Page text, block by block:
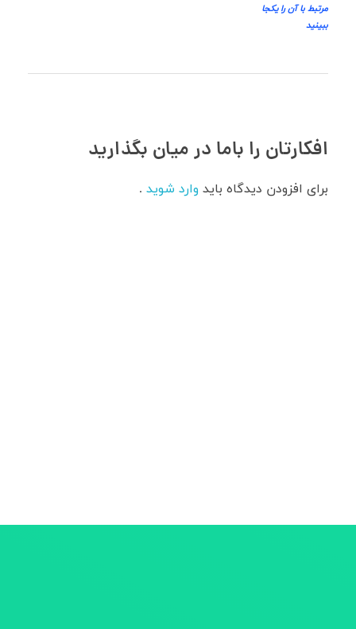
مرتبط با آن را یکجا
ببینید
افکارتان را باما در میان بگذارید
برای افزودن دیدگاه باید وارد شوید .